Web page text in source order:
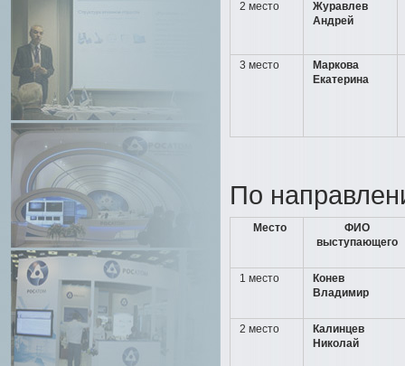
2 место
Журавлев
Андрей
3 место
Маркова
Екатерина
По
Место
ФИО
выступающего
1 место
Конев
Владимир
2 место
Калинцев
Николай